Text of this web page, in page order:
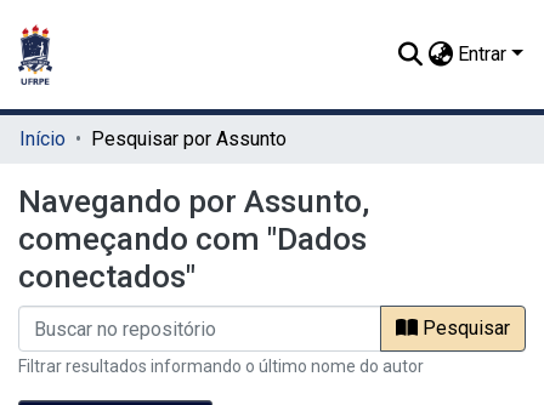
Entrar
Início Pesquisar por Assunto
Navegando por Assunto,
começando com "Dados
conectados"
Pesquisar
Filtrar resultados informando o último nome do autor